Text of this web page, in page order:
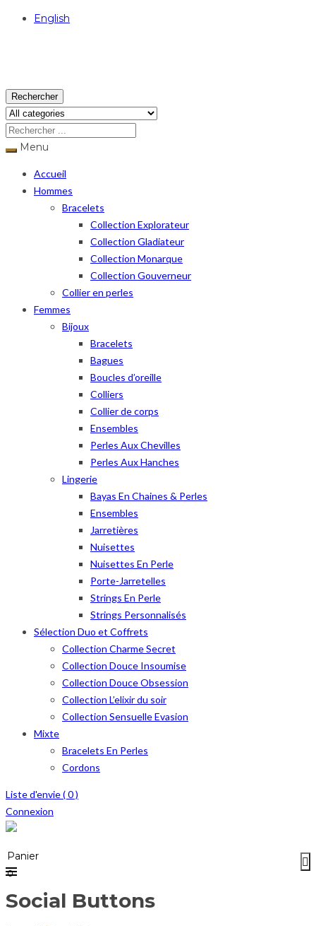
English
Rechercher
Menu
Accueil
Hommes
Bracelets
Collection Explorateur
Collection Gladiateur
Collection Monarque
Collection Gouverneur
Collier en perles
Femmes
Bijoux
Bracelets
Bagues
Boucles d’oreille
Colliers
Collier de corps
Ensembles
Perles Aux Chevilles
Perles Aux Hanches
Lingerie
Bayas En Chaines & Perles
Ensembles
Jarretières
Nuisettes
Nuisettes En Perle
Porte-Jarretelles
Strings En Perle
Strings Personnalisés
Sélection Duo et Coffrets
Collection Charme Secret
Collection Douce Insoumise
Collection Douce Obsession
Collection L’elixir du soir
Collection Sensuelle Evasion
Mixte
Bracelets En Perles
Cordons
Liste d'envie (0)
Connexion
Panier
0
Social Buttons